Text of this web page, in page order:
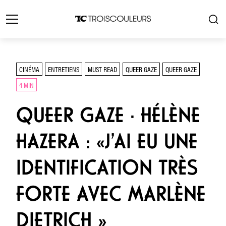
CINÉMA ENTRETIENS MUST READ QUEER GAZE
QUEER GAZE
4 MIN
QUEER GAZE · HÉLÈNE
HAZERA : «J’AI EU UNE
IDENTIFICATION TRÈS
FORTE AVEC MARLÈNE
DIETRICH »